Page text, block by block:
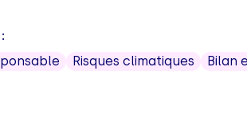
Risques climatiques Bilan